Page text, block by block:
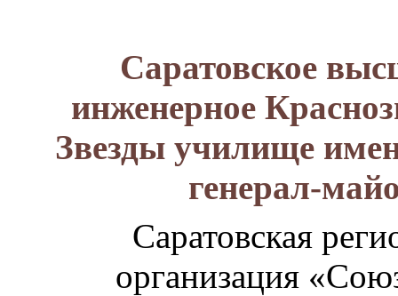
Саратовское
инженерное
Звезды училище
генерал-
Саратовская
организация